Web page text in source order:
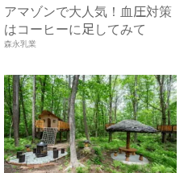
アマゾンで大人気！血圧対策
はコーヒーに足してみて
森永乳業